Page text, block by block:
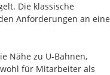
Die klassische
Anforderungen an eine
Nähe zu U-Bahnen,
für Mitarbeiter als